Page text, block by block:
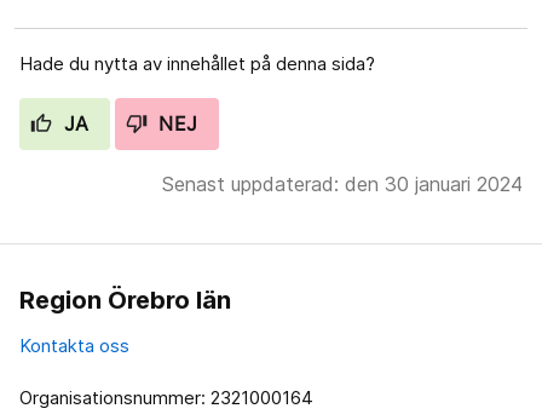
Hade du nytta av innehållet på denna sida?
JA NEJ
Senast uppdaterad: den 30 januari 2024
Region Örebro län
Kontakta oss
Organisationsnummer: 2321000164